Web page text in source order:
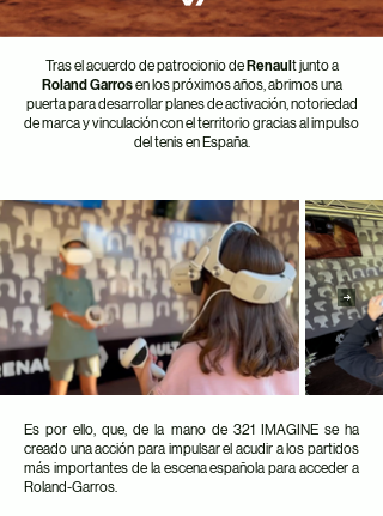
Tras el acuerdo de patrocionio de Renaul t junto a
Roland Garrosen los próximos años, abrimos una
puerta para desarrollar planes de activación, notoriedad
de marca y vinculación con el territorio gracias al impulso
del tenis en España.
Es por ello, que, de la mano de 321 IMAGINE se ha
creado una acción para impulsar el acudir a los partidos
más importantes de la escena española para acceder a
Roland-Garros.